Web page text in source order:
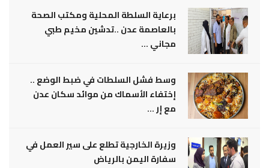
برعاية السلطة المحلية ومكتب الصحة
بالعاصمة عدن ..تدشين مخيم طبي
مجاني ...
وسط فشل السلطات في ضبط الوضع ..
إختفاء الأسماك من موائد سكان عدن
مع إر ...
وزيرة الخارجية تطلع على سير العمل في
سفارة اليمن بالرياض